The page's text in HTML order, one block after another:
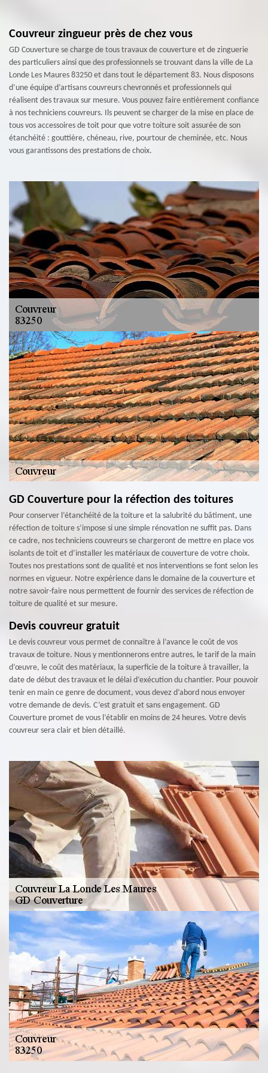
Couvreur zingueur près de chez vous
GD Couverture se charge de tous travaux de couverture et de zinguerie
des particuliers ainsi que des professionnels se trouvant dans la ville de La
Londe Les Maures 83250 et dans tout le département 83. Nous disposons
d’une équipe d’artisans couvreurs chevronnés et professionnels qui
réalisent des travaux sur mesure. Vous pouvez faire entièrement confiance
à nos techniciens couvreurs. Ils peuvent se charger de la mise en place de
tous vos accessoires de toit pour que votre toiture soit assurée de son
étanchéité : gouttière, chéneau, rive, pourtour de cheminée, etc. Nous
vous garantissons des prestations de choix.
GD Couverture pour la réfection des toitures
Pour conserver l’étanchéité de la toiture et la salubrité du bâtiment, une
réfection de toiture s’impose si une simple rénovation ne suffit pas. Dans
ce cadre, nos techniciens couvreurs se chargeront de mettre en place vos
isolants de toit et d’installer les matériaux de couverture de votre choix.
Toutes nos prestations sont de qualité et nos interventions se font selon les
normes en vigueur. Notre expérience dans le domaine de la couverture et
notre savoir-faire nous permettent de fournir des services de réfection de
toiture de qualité et sur mesure.
Devis couvreur gratuit
Le devis couvreur vous permet de connaître à l’avance le coût de vos
travaux de toiture. Nous y mentionnerons entre autres, le tarif de la main
d’œuvre, le coût des matériaux, la superficie de la toiture à travailler, la
date de début des travaux et le délai d’exécution du chantier. Pour pouvoir
tenir en main ce genre de document, vous devez d’abord nous envoyer
votre demande de devis. C’est gratuit et sans engagement. GD
Couverture promet de vous l’établir en moins de 24 heures. Votre devis
couvreur sera clair et bien détaillé.